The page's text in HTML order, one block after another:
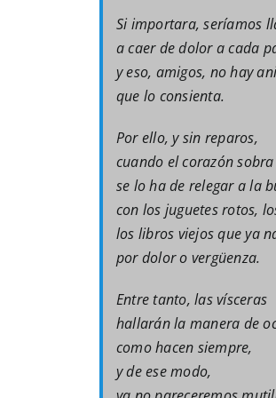
Si importara, seríamos
a caer de dolor a cada
y eso, amigos, no hay
que lo consienta.
Por ello, y sin reparos,
cuando el corazón sobra
se lo ha de relegar a la
con los juguetes rotos,
los libros viejos que ya
por dolor o vergüenza.
Entre tanto, las vísceras
hallarán la manera de
como hacen siempre,
y de ese modo,